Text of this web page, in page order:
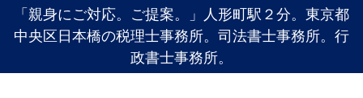
「親身にご対応。ご提案。」人形町駅２分。東京都
中央区日本橋の税理士事務所。司法書士事務所。行
政書士事務所。